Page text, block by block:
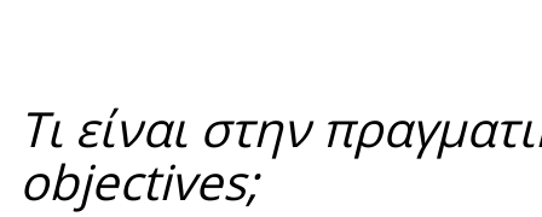
Τι είναι στην
objectives;